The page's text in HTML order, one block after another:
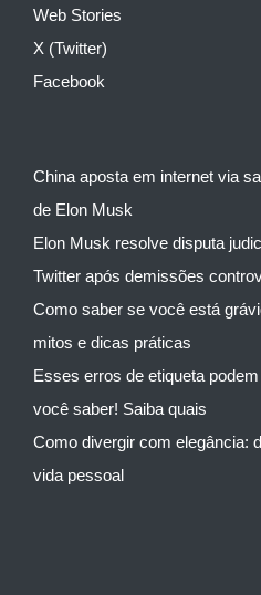
Web Stories
X (Twitter)
Facebook
China aposta em internet via
de Elon Musk
Elon Musk resolve disputa
Twitter após demissões
Como saber se você está
mitos e dicas práticas
Esses erros de etiqueta
você saber! Saiba quais
Como divergir com elegância:
vida pessoal